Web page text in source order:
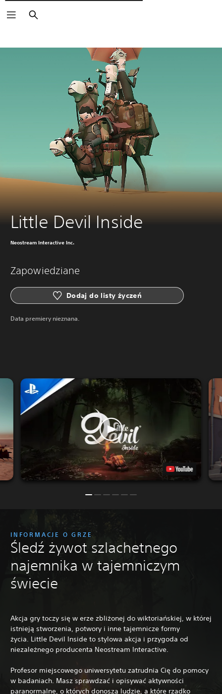
Wyszukaj
Little Devil Inside
Neostream Interactive Inc.
Zapowiedziane
Dodaj do listy życzeń
Data premiery nieznana.
INFORMACJE O GRZE
Śledź żywot szlachetnego
najemnika w tajemniczym
świecie
Akcja gry toczy się w erze zbliżonej do wiktoriańskiej, w której
istnieją stworzenia, potwory i inne tajemnicze formy
życia. Little Devil Inside to stylowa akcja i przygoda od
niezależnego producenta Neostream Interactive.
Profesor miejscowego uniwersytetu zatrudnia Cię do pomocy
w badaniach. Masz sprawdzać i opisywać aktywności
paranormalne, o których donoszą ludzie, a które rzadko